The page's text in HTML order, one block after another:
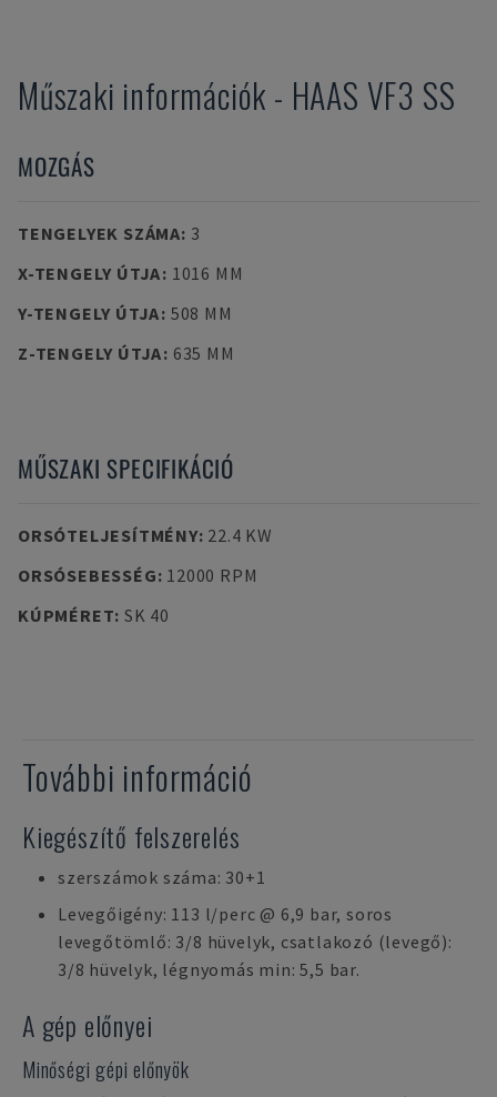
Műszaki információk - HAAS VF3 SS
MOZGÁS
TENGELYEK SZÁMA: 3
X-TENGELY ÚTJA: 1016 MM
Y-TENGELY ÚTJA: 508 MM
Z-TENGELY ÚTJA: 635 MM
MŰSZAKI SPECIFIKÁCIÓ
ORSÓTELJESÍTMÉNY: 22.4 KW
ORSÓSEBESSÉG: 12000 RPM
KÚPMÉRET: SK 40
További információ
Kiegészítő felszerelés
szerszámok száma: 30+1
Levegőigény: 113 l/perc @ 6,9 bar, soros
levegőtömlő: 3/8 hüvelyk, csatlakozó (levegő):
3/8 hüvelyk, légnyomás min: 5,5 bar.
A gép előnyei
Minőségi gépi előnyök